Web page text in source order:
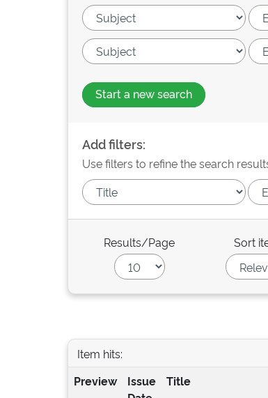
Start a new search
Add filters:
Use filters to refine the search
Results/Page Sort
Item hits:
Preview
Issue
Title